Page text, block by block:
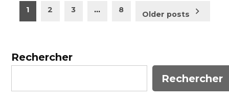
Pagination
des
1 2 3 … 8 Older posts
Rechercher
Rechercher